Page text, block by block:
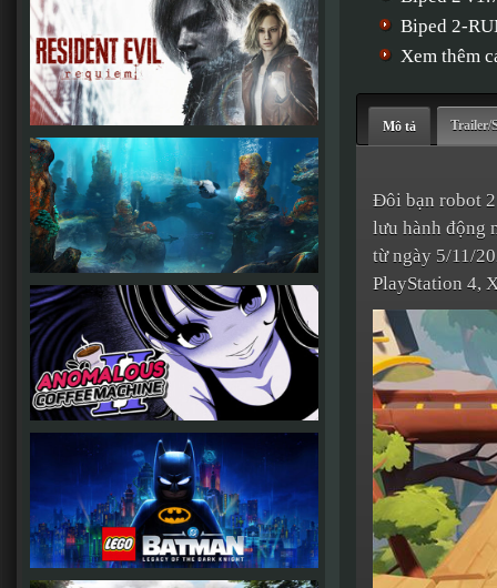
Biped 2-
Xem thêm
Mô tả Trailer/
Đôi bạn robot
lưu hành động
từ ngày 5/11/
PlayStation 4,